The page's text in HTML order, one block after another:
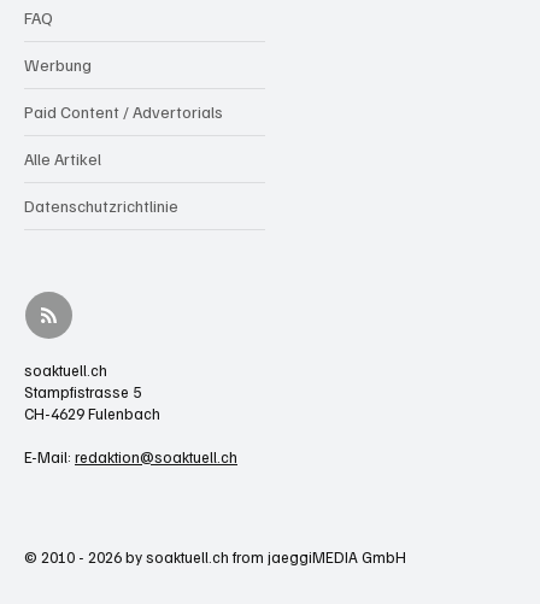
FAQ
Werbung
Paid Content / Advertorials
Alle Artikel
Datenschutzrichtlinie
soaktuell.ch
Stampfistrasse 5
CH-4629 Fulenbach
E-Mail: redaktion@soaktuell.ch
© 2010 - 2026 by soaktuell.ch from jaeggiMEDIA GmbH